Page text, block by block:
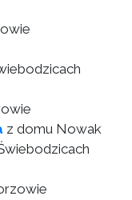
z domu Nowak